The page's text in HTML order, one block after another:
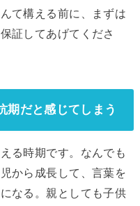
て構える前に、まずは
証してあげてくださ
期だと感じてしまう
る時期です。なんでも
から成長して、言葉を
なる。親としても子供